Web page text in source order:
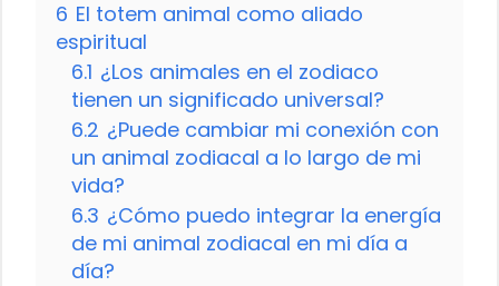
6 El totem animal como aliado
espiritual
6.1 ¿Los animales en el zodiaco
tienen un significado universal?
6.2 ¿Puede cambiar mi conexión con
un animal zodiacal a lo largo de mi
vida?
6.3 ¿Cómo puedo integrar la energía
de mi animal zodiacal en mi día a
día?